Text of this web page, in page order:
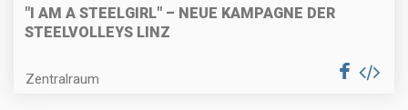
"I AM A STEELGIRL" – NEUE KAMPAGNE DER
STEELVOLLEYS LINZ
Zentralraum